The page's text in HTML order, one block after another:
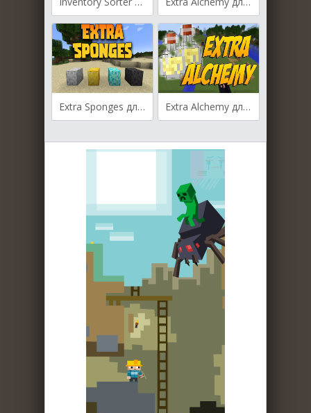
Extra Sponges для Майнкрафт [1.19.4, 1.19.3, 1.19.2] Extra Alchemy для Майнкрафт [1.11.2, 1.12.1, 1.12.2]